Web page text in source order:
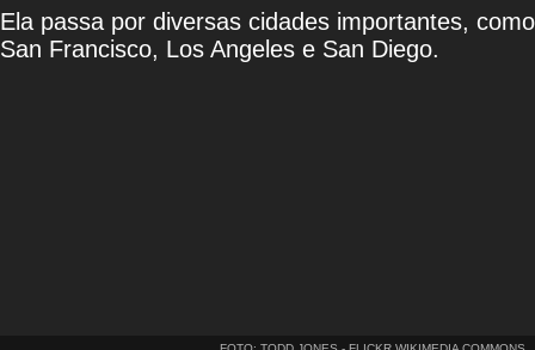
Ela passa por diversas cidades importantes, como
San Francisco, Los Angeles e San Diego.